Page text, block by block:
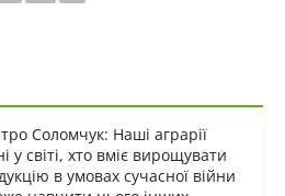
Соломчук: Наші аграрії
у світі, хто вміє вирощувати
в умовах сучасної війни